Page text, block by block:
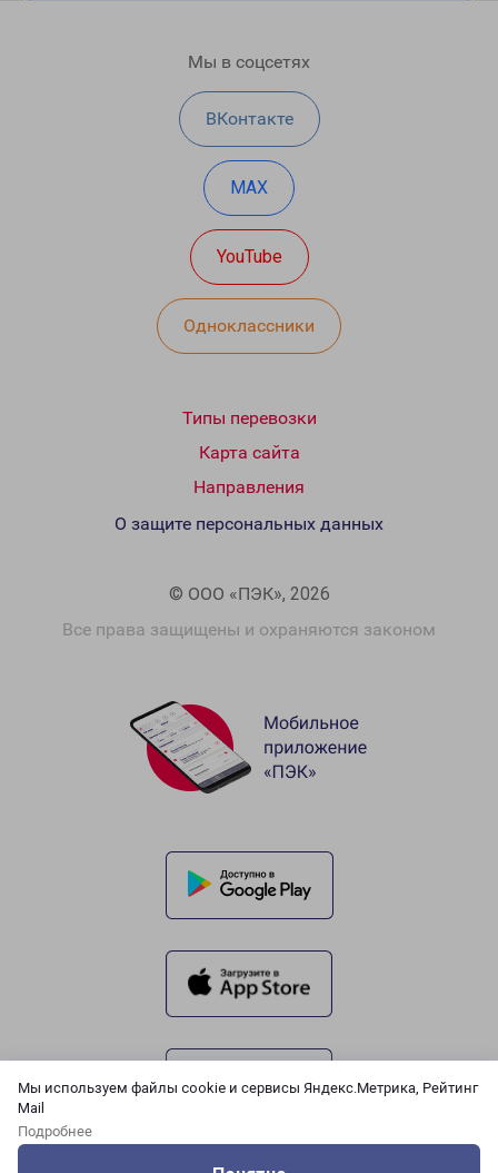
Мы используем файлы cookie и сервисы Яндекс.Метрика, Рейтинг
Mail
Подробнее
Мы в соцсетях
ВКонтакте
MAX
YouTube
Одноклассники
Типы перевозки
Карта сайта
Направления
© ООО «ПЭК», 2026
Все права защищены и охраняются законом
О защите персональных данных